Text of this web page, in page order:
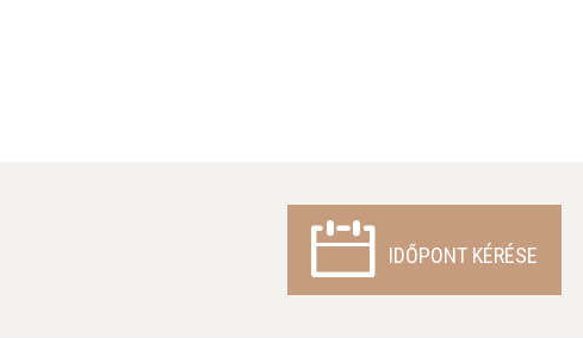
IDŐPONT KÉRÉSE